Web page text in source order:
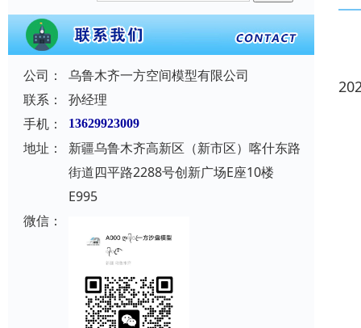
公司：
乌鲁木齐一方空间模型有限公司
联系：
孙经理
手机：
13629923009
地址：
新疆乌鲁木齐高新区（新市区）喀什东路
街道四平路2288号创新广场E座10楼
E995
微信：